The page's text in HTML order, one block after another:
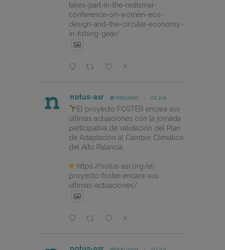
takes-part-in-the-redismar-
conference-on-women-eco-
design-and-the-circular-economy-
in-fishing-gear/
X
notus-asr @notusasr · 22 jul.
El proyecto FOSTER encara sus
últimas actuaciones con la jornada
participativa de validación del Plan
de Adaptación al Cambio Climático
del Alto Palancia.
https://notus-asr.org/el-
proyecto-foster-encara-sus-
ultimas-actuaciones/
X